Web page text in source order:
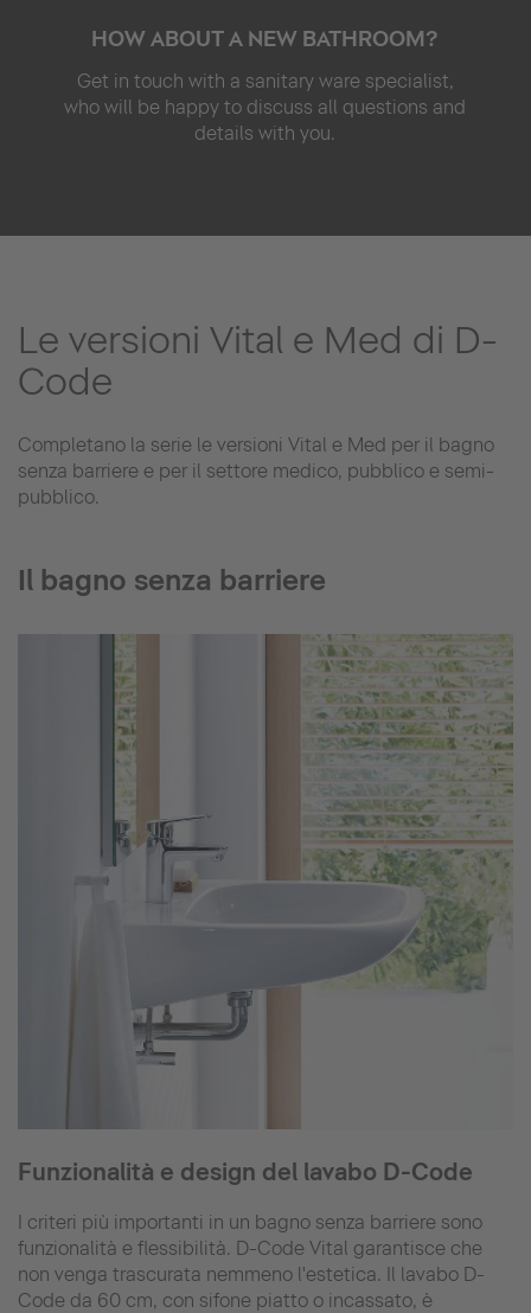
HOW ABOUT A NEW BATHROOM?
Get in touch with a sanitary ware specialist,
who will be happy to discuss all questions and
details with you.
Le versioni Vital e Med di D-
Code
Completano la serie le versioni Vital e Med per il bagno
senza barriere e per il settore medico, pubblico e semi-
pubblico.
Il bagno senza barriere
Funzionalità e design del lavabo D-Code
I criteri più importanti in un bagno senza barriere sono
funzionalità e flessibilità. D-Code Vital garantisce che
non venga trascurata nemmeno l'estetica. Il lavabo D-
Code da 60 cm, con sifone piatto o incassato, è